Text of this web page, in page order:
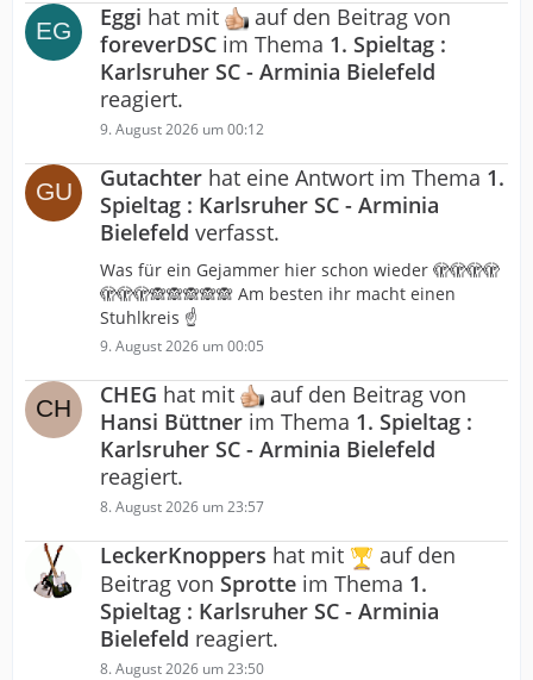
Eggi hat mit
auf den Beitrag von
foreverDSC im Thema 1. Spieltag :
Karlsruher SC - Arminia Bielefeld
reagiert.
9. August 2026 um 00:12
Gutachter hat eine Antwort im Thema 1.
Spieltag : Karlsruher SC - Arminia
Bielefeld verfasst.
Was für ein Gejammer hier schon wieder 🫣🫣🫣🫣
🫣🫣🫣🙈🙈🙈🙈🙈 Am besten ihr macht einen
Stuhlkreis ☝️
9. August 2026 um 00:05
CHEG hat mit
auf den Beitrag von
Hansi Büttner im Thema 1. Spieltag :
Karlsruher SC - Arminia Bielefeld
reagiert.
8. August 2026 um 23:57
LeckerKnoppers hat mit
auf den
Beitrag von Sprotte im Thema 1.
Spieltag : Karlsruher SC - Arminia
Bielefeld reagiert.
8. August 2026 um 23:50